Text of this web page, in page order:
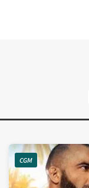
CGM